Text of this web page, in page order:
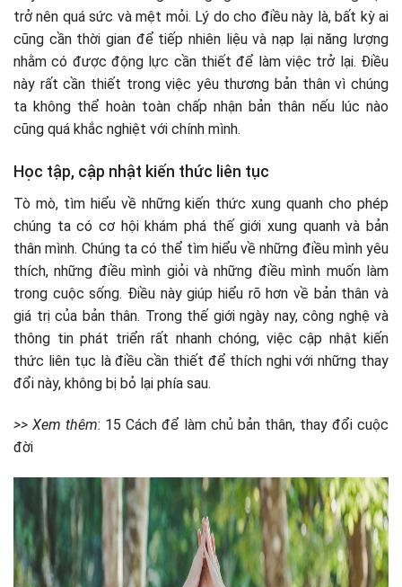
trở nên quá sức và mệt mỏi. Lý do cho điều này là, bất kỳ ai
cũng cần thời gian để tiếp nhiên liệu và nạp lại năng lượng
nhằm có được động lực cần thiết để làm việc trở lại. Điều
này rất cần thiết trong việc yêu thương bản thân vì chúng
ta không thể hoàn toàn chấp nhận bản thân nếu lúc nào
cũng quá khắc nghiệt với chính mình.
Học tập, cập nhật kiến thức liên tục
Tò mò, tìm hiểu về những kiến thức xung quanh cho phép
chúng ta có cơ hội khám phá thế giới xung quanh và bản
thân mình. Chúng ta có thể tìm hiểu về những điều mình yêu
thích, những điều mình giỏi và những điều mình muốn làm
trong cuộc sống. Điều này giúp hiểu rõ hơn về bản thân và
giá trị của bản thân. Trong thế giới ngày nay, công nghệ và
thông tin phát triển rất nhanh chóng, việc cập nhật kiến
thức liên tục là điều cần thiết để thích nghi với những thay
đổi này, không bị bỏ lại phía sau.
>> Xem thêm: 15 Cách để làm chủ bản thân, thay đổi cuộc
đời